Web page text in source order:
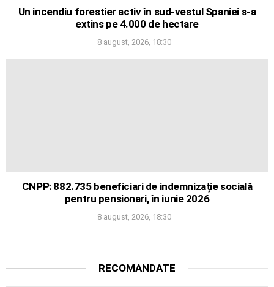
Un incendiu forestier activ în sud-vestul Spaniei s-a
extins pe 4.000 de hectare
8 august, 2026, 18:30
CNPP: 882.735 beneficiari de indemnizație socială
pentru pensionari, în iunie 2026
8 august, 2026, 18:30
RECOMANDATE